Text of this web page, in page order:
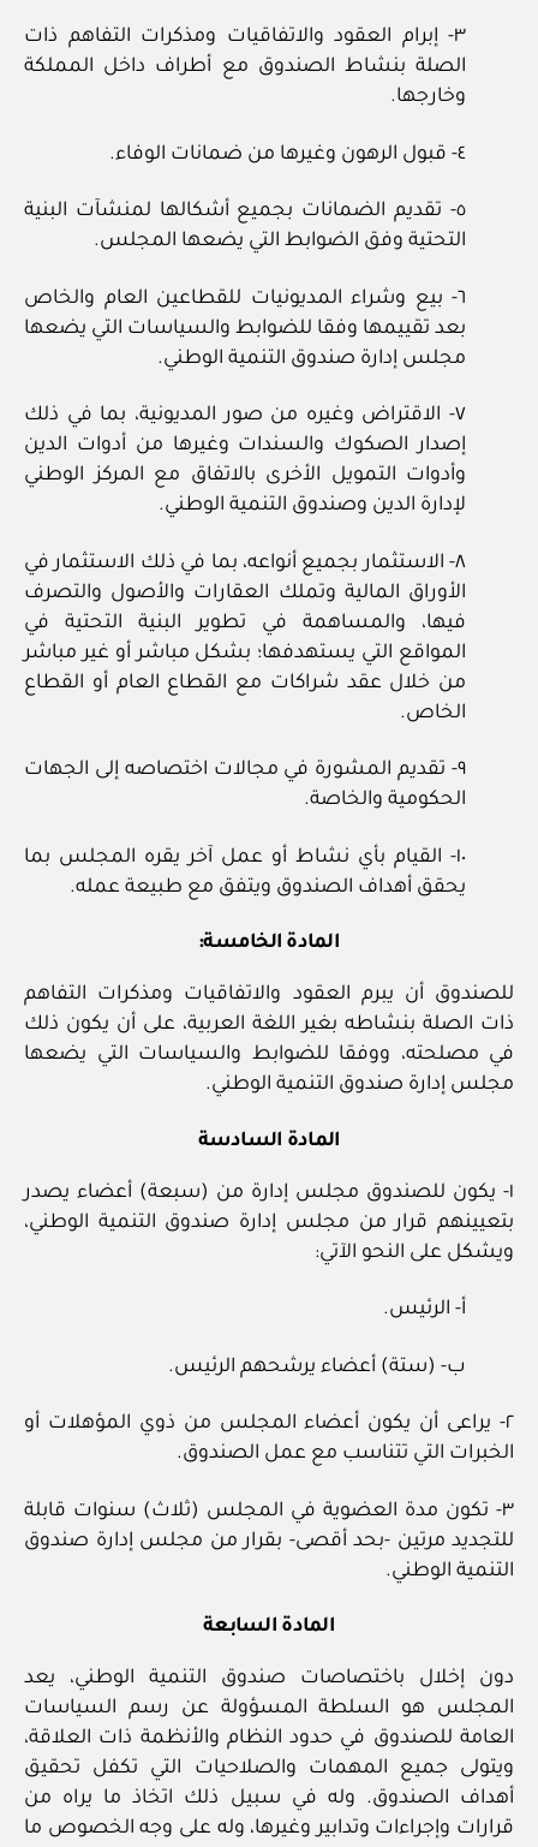
٣- إبرام العقود والاتفاقيات ومذكرات التفاهم ذات
الصلة بنشاط الصندوق مع أطراف داخل المملكة
وخارجها.
٤- قبول الرهون وغيرها من ضمانات الوفاء.
٥- تقديم الضمانات بجميع أشكالها لمنشآت البنية
التحتية وفق الضوابط التي يضعها المجلس.
٦- بيع وشراء المديونيات للقطاعين العام والخاص
بعد تقييمها وفقا للضوابط والسياسات التي يضعها
مجلس إدارة صندوق التنمية الوطني.
٧- الاقتراض وغيره من صور المديونية، بما في ذلك
إصدار الصكوك والسندات وغيرها من أدوات الدين
وأدوات التمويل الأخرى بالاتفاق مع المركز الوطني
لإدارة الدين وصندوق التنمية الوطني.
٨- الاستثمار بجميع أنواعه، بما في ذلك الاستثمار في
الأوراق المالية وتملك العقارات والأصول والتصرف
فيها، والمساهمة في تطوير البنية التحتية في
المواقع التي يستهدفها؛ بشكل مباشر أو غير مباشر
من خلال عقد شراكات مع القطاع العام أو القطاع
الخاص.
٩- تقديم المشورة في مجالات اختصاصه إلى الجهات
الحكومية والخاصة.
١٠- القيام بأي نشاط أو عمل آخر يقره المجلس بما
يحقق أهداف الصندوق ويتفق مع طبيعة عمله.
المادة الخامسة:
للصندوق أن يبرم العقود والاتفاقيات ومذكرات التفاهم
ذات الصلة بنشاطه بغير اللغة العربية، على أن يكون ذلك
في مصلحته، ووفقا للضوابط والسياسات التي يضعها
مجلس إدارة صندوق التنمية الوطني.
المادة السادسة
١- يكون للصندوق مجلس إدارة من (سبعة) أعضاء يصدر
بتعيينهم قرار من مجلس إدارة صندوق التنمية الوطني،
ويشكل على النحو الآتي:
أ- الرئيس.
ب- (ستة) أعضاء يرشحهم الرئيس.
٢- يراعى أن يكون أعضاء المجلس من ذوي المؤهلات أو
الخبرات التي تتناسب مع عمل الصندوق.
٣- تكون مدة العضوية في المجلس (ثلاث) سنوات قابلة
للتجديد مرتين -بحد أقصى- بقرار من مجلس إدارة صندوق
التنمية الوطني.
المادة السابعة
دون إخلال باختصاصات صندوق التنمية الوطني، يعد
المجلس هو السلطة المسؤولة عن رسم السياسات
العامة للصندوق في حدود النظام والأنظمة ذات العلاقة،
ويتولى جميع المهمات والصلاحيات التي تكفل تحقيق
أهداف الصندوق. وله في سبيل ذلك اتخاذ ما يراه من
قرارات وإجراءات وتدابير وغيرها، وله على وجه الخصوص ما